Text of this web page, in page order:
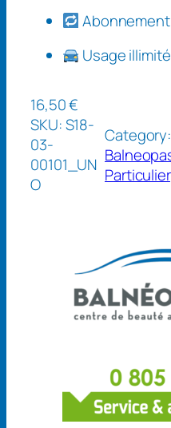
Usage illimité
16,50€
SKU:S18-
03-
00101_UN
O
Category:
Particulier